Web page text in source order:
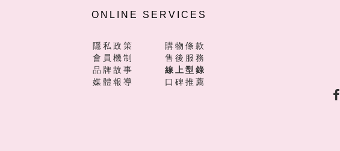
ONLINE SERVICES
隱私政策
購物條款
會員機制
售後服務
品牌故事
線上型錄
媒體報導
口碑推薦